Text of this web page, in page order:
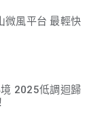
微風平台 最輕快
2025低調迴歸